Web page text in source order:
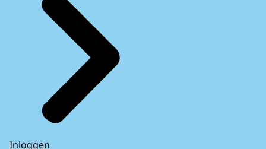
Inloggen